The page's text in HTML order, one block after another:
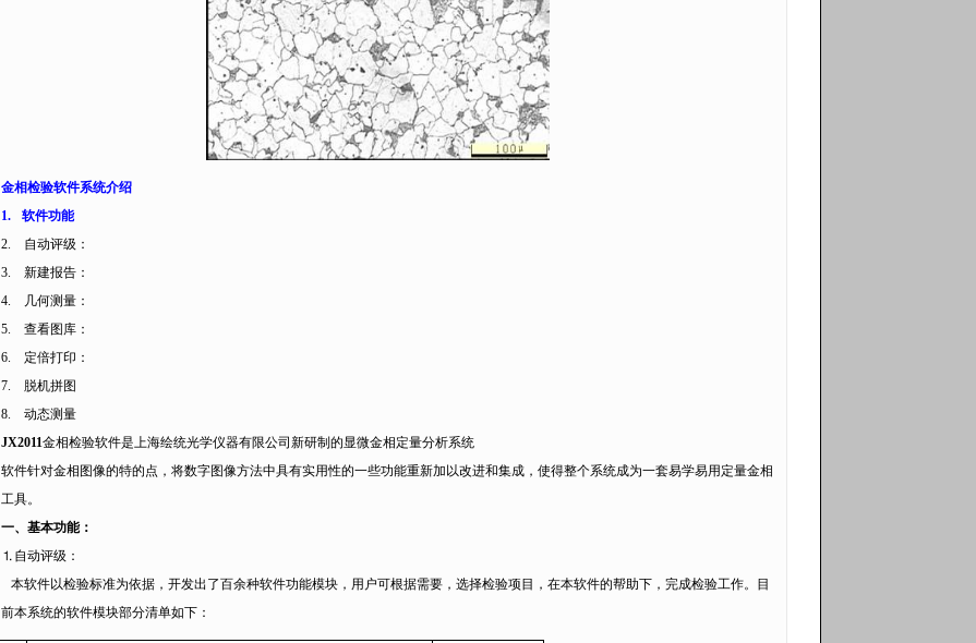
金相检验软件系统介绍
1.
软件功能
2.
自动评级：
3.
新建报告：
4.
几何测量：
5.
查看图库：
6.
定倍打印：
7.
脱机拼图
8.
动态测量
JX2011金相检验软件是上海绘统光学仪器有限公司新研制的显微金相定量分析系统
软件针对金相图像的特的点，将数字图像方法中具有实用性的一些功能重新加以改进和集成，使得整个系统成为一套易学易用定量金相
工具。
一、基本功能：
⒈ 自动评级：
本软件以检验标准为依据，开发出了百余种软件功能模块，用户可根据需要，选择检验项目，在本软件的帮助下，完成检验工作。目
前本系统的软件模块部分清单如下：